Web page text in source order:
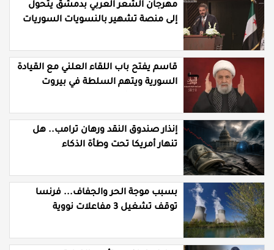
مهرجان الشعر العربي بدمشق يتحول
إلى منصة تشهير بالنسويات السوريات
قاسم يفتح باب اللقاء العلني مع القيادة
السورية ويتهم السلطة في بيروت
إنذار صندوق النقد ورهان ترامب.. هل
تنهار أمريكا تحت وطأة الذكاء
بسبب موجة الحر والجفاف... فرنسا
توقف تشغيل 3 مفاعلات نووية